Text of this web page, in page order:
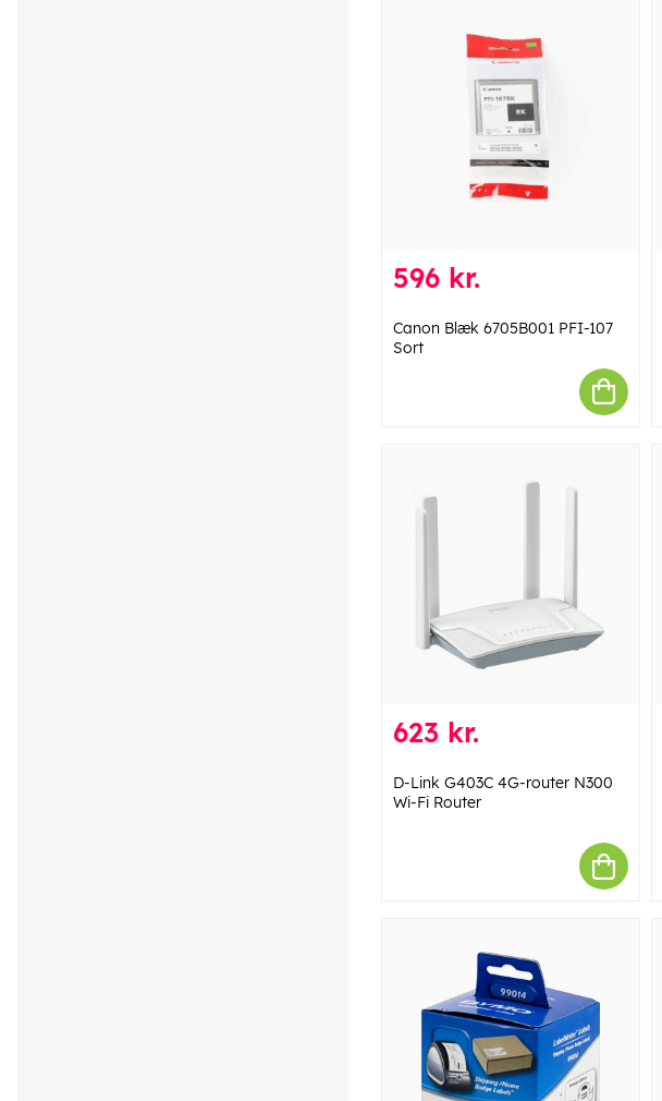
596 kr.
Canon Blæk 6705B001 PFI-107
Sort
623 kr.
D-Link G403C 4G-router N300
Wi-Fi Router